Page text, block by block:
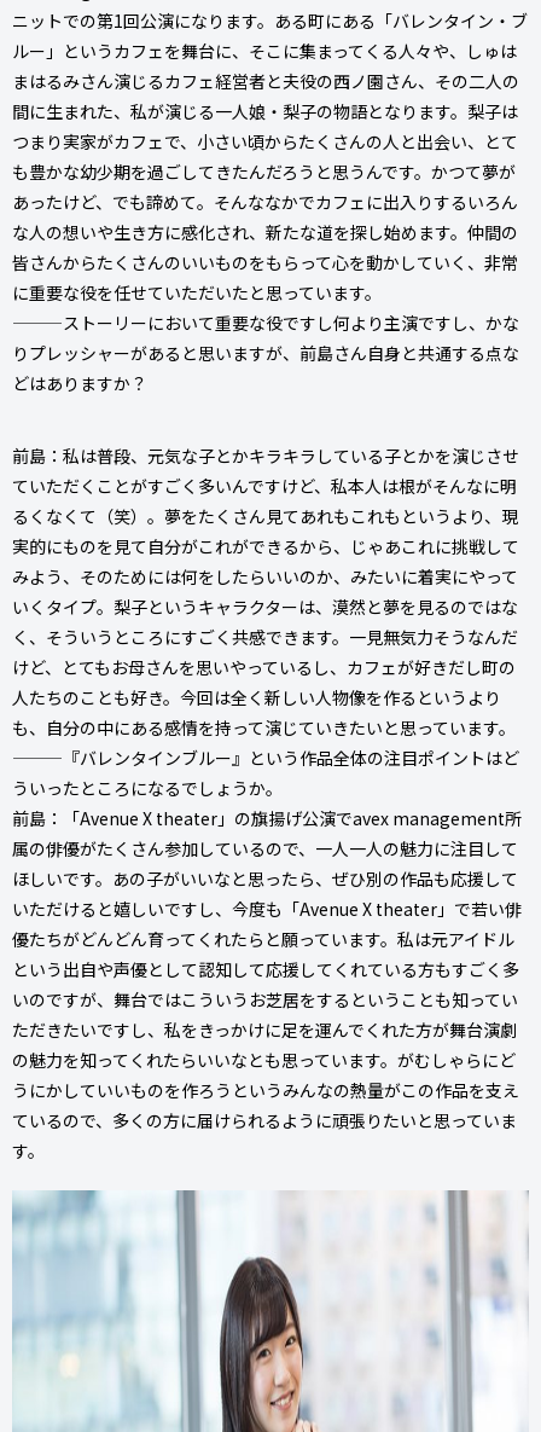
ニットでの第1回公演になります。ある町にある「バレンタイン・ブ
ルー」というカフェを舞台に、そこに集まってくる人々や、しゅは
まはるみさん演じるカフェ経営者と夫役の西ノ園さん、その二人の
間に生まれた、私が演じる一人娘・梨子の物語となります。梨子は
つまり実家がカフェで、小さい頃からたくさんの人と出会い、とて
も豊かな幼少期を過ごしてきたんだろうと思うんです。かつて夢が
あったけど、でも諦めて。そんななかでカフェに出入りするいろん
な人の想いや生き方に感化され、新たな道を探し始めます。仲間の
皆さんからたくさんのいいものをもらって心を動かしていく、非常
に重要な役を任せていただいたと思っています。
———ストーリーにおいて重要な役ですし何より主演ですし、かな
りプレッシャーがあると思いますが、前島さん自身と共通する点な
どはありますか？
前島：私は普段、元気な子とかキラキラしている子とかを演じさせ
ていただくことがすごく多いんですけど、私本人は根がそんなに明
るくなくて（笑）。夢をたくさん見てあれもこれもというより、現
実的にものを見て自分がこれができるから、じゃあこれに挑戦して
みよう、そのためには何をしたらいいのか、みたいに着実にやって
いくタイプ。梨子というキャラクターは、漠然と夢を見るのではな
く、そういうところにすごく共感できます。一見無気力そうなんだ
けど、とてもお母さんを思いやっているし、カフェが好きだし町の
人たちのことも好き。今回は全く新しい人物像を作るというより
も、自分の中にある感情を持って演じていきたいと思っています。
———『バレンタインブルー』という作品全体の注目ポイントはど
ういったところになるでしょうか。
前島：「Avenue X theater」の旗揚げ公演でavex management所
属の俳優がたくさん参加しているので、一人一人の魅力に注目して
ほしいです。あの子がいいなと思ったら、ぜひ別の作品も応援して
いただけると嬉しいですし、今度も「Avenue X theater」で若い俳
優たちがどんどん育ってくれたらと願っています。私は元アイドル
という出自や声優として認知して応援してくれている方もすごく多
いのですが、舞台ではこういうお芝居をするということも知ってい
ただきたいですし、私をきっかけに足を運んでくれた方が舞台演劇
の魅力を知ってくれたらいいなとも思っています。がむしゃらにど
うにかしていいものを作ろうというみんなの熱量がこの作品を支え
ているので、多くの方に届けられるように頑張りたいと思っていま
す。